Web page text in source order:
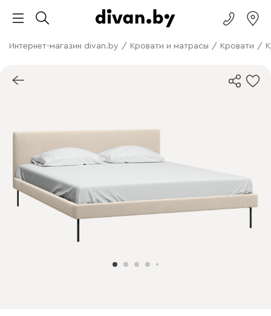
Интернет-магазин divan.by / Кровати и матрасы / Кровати /